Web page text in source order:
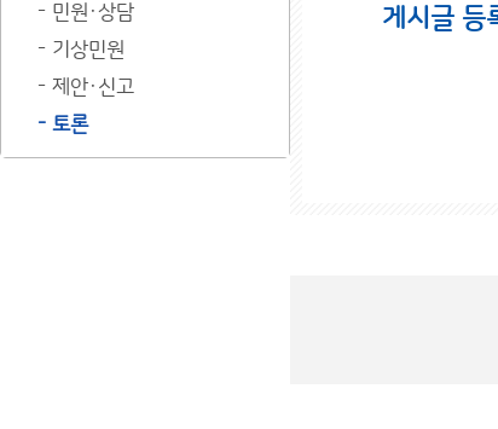
민원·상담
기상민원
제안·신고
토론
게시글 등